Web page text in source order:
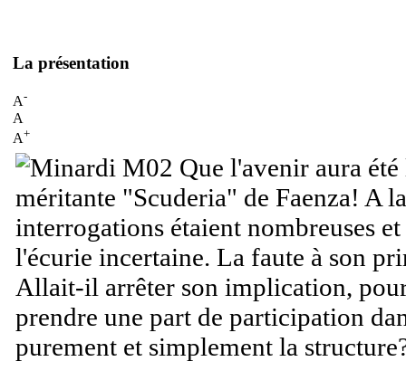
La présentation
A-
A
A+
Que l'avenir aura
méritante "Scuderia" de Faenza! A
interrogations étaient nombreuses
l'écurie incertaine. La faute à son
Allait-il arrêter son implication,
prendre une part de participation
purement et simplement la